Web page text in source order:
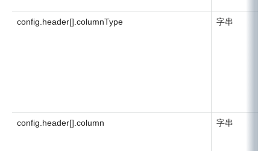
config.header[].columnType 字串
config.header[].column 字串